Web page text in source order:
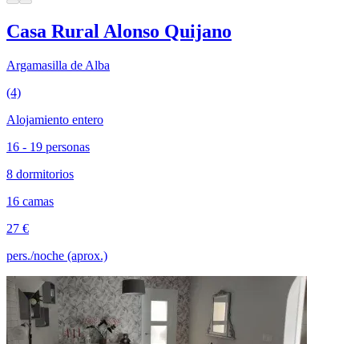
Casa Rural Alonso Quijano
Argamasilla de Alba
(4)
Alojamiento entero
16 - 19 personas
8 dormitorios
16 camas
27 €
pers./noche (aprox.)